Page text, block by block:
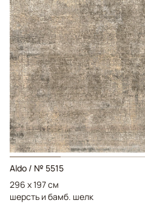
Aldo / № 5515
296 x 197 см
шерсть и бамб. шелк